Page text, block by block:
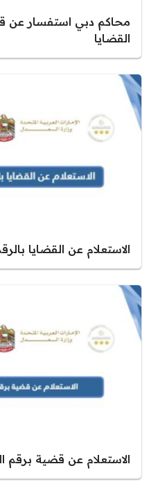
محاكم دبي استفسار عن
القضايا
الاستعلام عن القضايا
الاستعلام عن قضية برقم